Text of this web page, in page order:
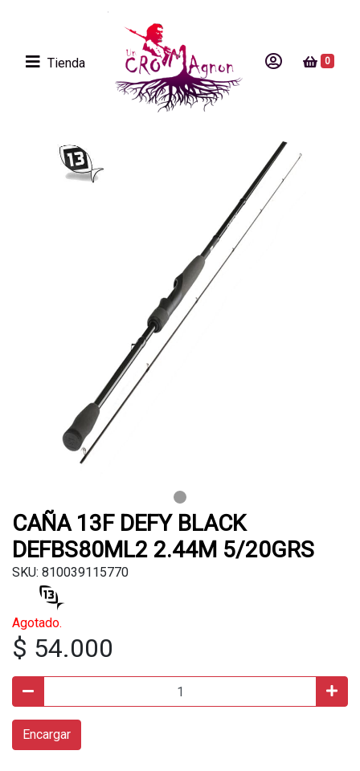
Tienda 0
CAÑA 13F DEFY BLACK
DEFBS80ML2 2.44M 5/20GRS
SKU: 810039115770
Agotado.
$ 54.000
Encargar